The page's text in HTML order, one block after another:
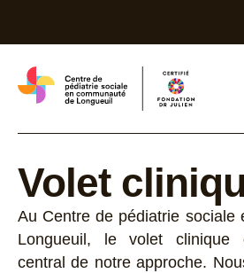
Volet
Au Centre de pédiatrie sociale
Longueuil, le volet clinique
central de notre approche.